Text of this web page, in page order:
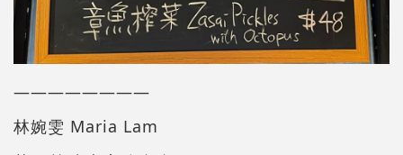
————————
林婉雯 Maria Lam